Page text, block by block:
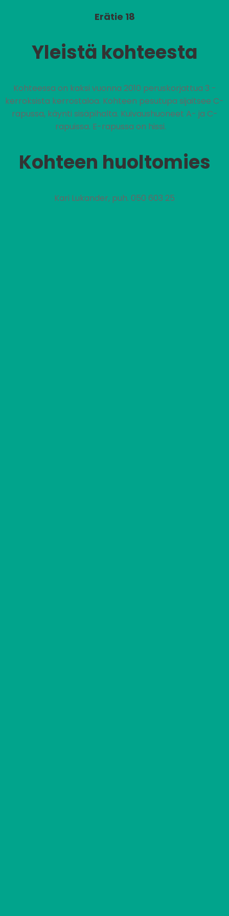
Erätie 18
Yleistä kohteesta
Kohteessa on kaksi vuonna 2010 peruskorjattua 3 -
kerroksista kerrostaloa. Kohteen pesutupa sijaitsee C-
rapussa, käynti sisäpihalta. Kuivaushuoneet A- ja C-
rapuissa. E-rapussa on hissi.
Kohteen huoltomies
Kari Lukander, puh. 050 603 25